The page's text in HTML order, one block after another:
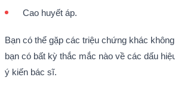
Cao huyết áp.
Bạn có thể gặp các triệu chứng khác
bạn có bất kỳ thắc mắc nào về các dấu
ý kiến bác sĩ.